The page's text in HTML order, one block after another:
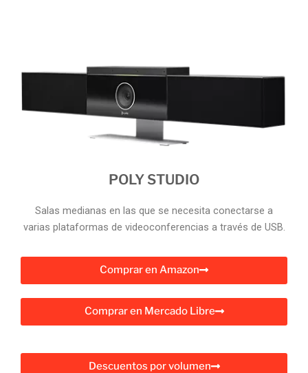
POLY STUDIO
Salas medianas en las que se necesita conectarse a
varias plataformas de videoconferencias a través de USB.
Comprar en Amazon
Comprar en Mercado Libre
Descuentos por volumen